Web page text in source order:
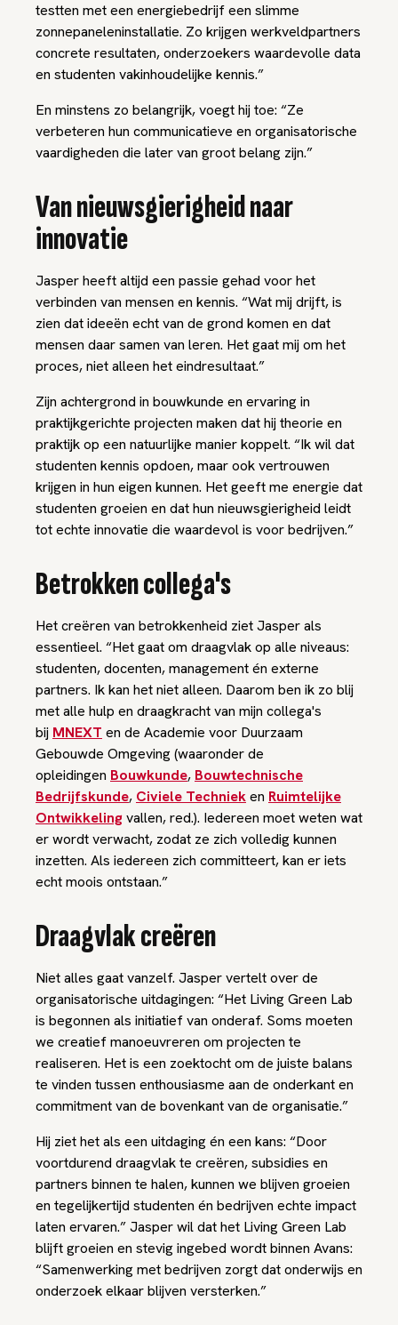
testten met een energiebedrijf een slimme
zonnepaneleninstallatie. Zo krijgen werkveldpartners
concrete resultaten, onderzoekers waardevolle data
en studenten vakinhoudelijke kennis.”
En minstens zo belangrijk, voegt hij toe: “Ze
verbeteren hun communicatieve en organisatorische
vaardigheden die later van groot belang zijn.”
Van nieuwsgierigheid naar
innovatie
Jasper heeft altijd een passie gehad voor het
verbinden van mensen en kennis. “Wat mij drijft, is
zien dat ideeën echt van de grond komen en dat
mensen daar samen van leren. Het gaat mij om het
proces, niet alleen het eindresultaat.”
Zijn achtergrond in bouwkunde en ervaring in
praktijkgerichte projecten maken dat hij theorie en
praktijk op een natuurlijke manier koppelt. “Ik wil dat
studenten kennis opdoen, maar ook vertrouwen
krijgen in hun eigen kunnen. Het geeft me energie dat
studenten groeien en dat hun nieuwsgierigheid leidt
tot echte innovatie die waardevol is voor bedrijven.”
Betrokken collega's
Het creëren van betrokkenheid ziet Jasper als
essentieel. “Het gaat om draagvlak op alle niveaus:
studenten, docenten, management én externe
partners. Ik kan het niet alleen. Daarom ben ik zo blij
met alle hulp en draagkracht van mijn collega's
bij MNEXT en de Academie voor Duurzaam
Gebouwde Omgeving (waaronder de
opleidingen Bouwkunde, Bouwtechnische
Bedrijfskunde, Civiele Technieken Ruimtelijke
Ontwikkelingvallen, red.). Iedereen moet weten wat
er wordt verwacht, zodat ze zich volledig kunnen
inzetten. Als iedereen zich committeert, kan er iets
echt moois ontstaan.”
Draagvlak creëren
Niet alles gaat vanzelf. Jasper vertelt over de
organisatorische uitdagingen: “Het Living Green Lab
is begonnen als initiatief van onderaf. Soms moeten
we creatief manoeuvreren om projecten te
realiseren. Het is een zoektocht om de juiste balans
te vinden tussen enthousiasme aan de onderkant en
commitment van de bovenkant van de organisatie.”
Hij ziet het als een uitdaging én een kans: “Door
voortdurend draagvlak te creëren, subsidies en
partners binnen te halen, kunnen we blijven groeien
en tegelijkertijd studenten én bedrijven echte impact
laten ervaren.” Jasper wil dat het Living Green Lab
blijft groeien en stevig ingebed wordt binnen Avans:
“Samenwerking met bedrijven zorgt dat onderwijs en
onderzoek elkaar blijven versterken.”